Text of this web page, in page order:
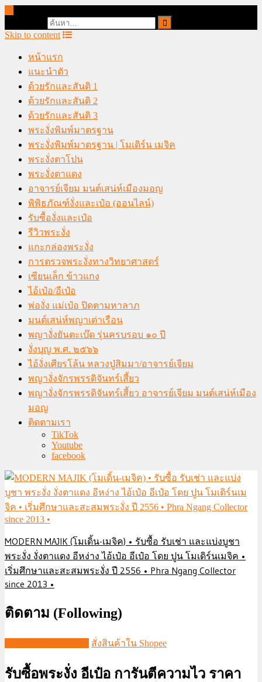
Skip to content
หน้าแรก
แนะนำตัว
ด้วยรักและสันติ 1
ด้วยรักและสันติ 2
ด้วยรักและสันติ 3
พระงั่งพิมพ์มาตรฐาน
พระงั่งพิมพ์มาตรฐาน | โมเดิร์น เมจิค
พระงั่งตาโปน
พระงั่งตาแดง
อาจารย์เจียม มนต์เสน่ห์เมืองมอญ
พิพิธภัณฑ์งั่งและเป๋อ (ออนไลน์)
รับซื้องั่งและเป๋อ
รีวิวพระงั่ง
แกะกล่องพระงั่ง
การตรวจพระงั่งทางวิทยาศาสตร์
เซียนเล็ก ข้าวแกง
ไอ้เป๋อ/อีเป๋อ
พ่องั่ง แม่เป๋อ ปิดตามหาลาภ
มนต์เสน่ห์พญาเต่าเรือน
พญางั่งยันตะเบ๊ด รุ่นครบรอบ ๑๐ ปี
งั่งบุญ พ.ศ. ๒๕๖๖
ไอ้งั่งเศียรโล้น หลวงปู่สิมมา/อาจารย์เจียม
พญางั่งจักรพรรดิจันทร์เสี้ยว
พญางั่งจักรพรรดิจันทร์เสี้ยว อาจารย์เจียม มนต์เสน่ห์เมือง
มอญ
ติดตามเรา
TikTok
Youtube
facebook
MODERN MAJIK (โมเดิ้น-เมจิค) • รับซื้อ รับเช่า และแบ่งบูชา
พระงั่ง งั่งตาแดง อีหง่าง ไอ้เป๋อ อีเป๋อ โดย ปูน โมเดิร์นเมจิค •
เริ่มศึกษาและสะสมพระงั่ง ปี 2556 • Phra Ngang Collector
since 2013 •
ติดตาม (Following)
สั่งสินค้าใน Shopee
รับซื้อพระงั่ง อีเป๋อ การันตีความไว ราคา